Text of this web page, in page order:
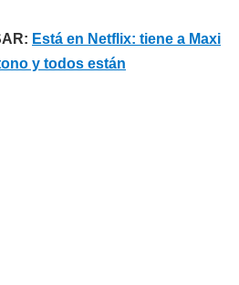
Está en Netflix: tiene a Maxi
y todos están